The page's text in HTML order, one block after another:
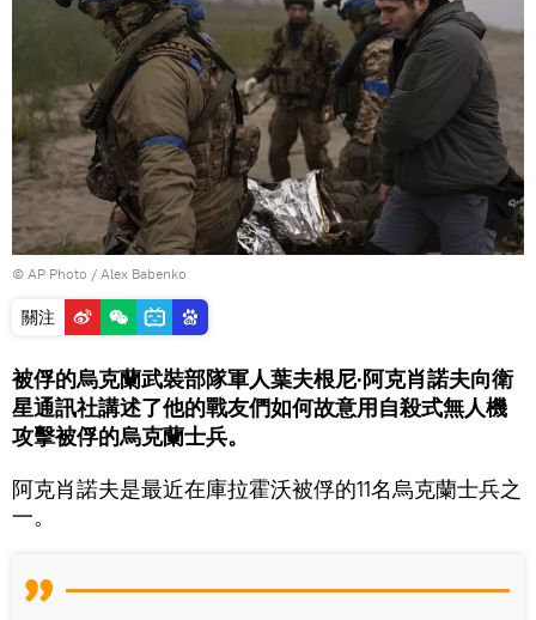
© AP Photo / Alex Babenko
關注
被俘的烏克蘭武裝部隊軍人葉夫根尼·阿克肖諾夫向衛
星通訊社講述了他的戰友們如何故意用自殺式無人機
攻擊被俘的烏克蘭士兵。
阿克肖諾夫是最近在庫拉霍沃被俘的11名烏克蘭士兵之
一。